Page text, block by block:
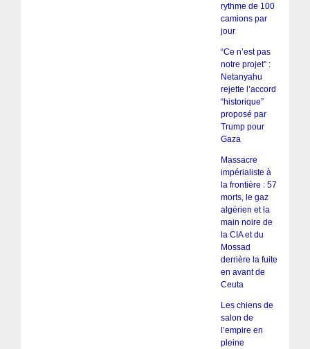
rythme de 100
camions par
jour
“Ce n’est pas
notre projet” :
Netanyahu
rejette l’accord
“historique”
proposé par
Trump pour
Gaza
Massacre
impérialiste à
la frontière : 57
morts, le gaz
algérien et la
main noire de
la CIA et du
Mossad
derrière la fuite
en avant de
Ceuta
Les chiens de
salon de
l’empire en
pleine